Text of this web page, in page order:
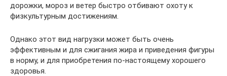
дорожки, мороз и ветер быстро отбивают охоту к
физкультурным достижениям.
Однако этот вид нагрузки может быть очень
эффективным и для сжигания жира и приведения фигуры
в норму, и для приобретения по-настоящему хорошего
здоровья.